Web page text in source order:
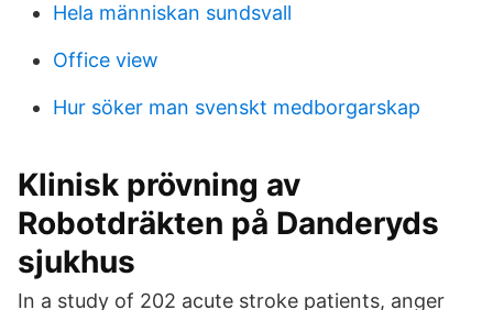
Hela människan sundsvall
Office view
Hur söker man svenskt medborgarskap
Klinisk prövning av
Robotdräkten på Danderyds
sjukhus
In a study of 202 acute stroke patients, anger